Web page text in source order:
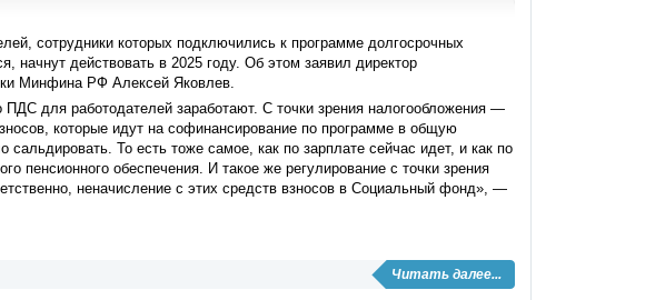
сотрудники которых подключились к программе долгосрочных
начнут действовать в 2025 году. Об этом заявил директор
Минфина РФ Алексей Яковлев.
для работодателей заработают. С точки зрения налогообложения —
которые идут на софинансирование по программе в общую
То есть тоже самое, как по зарплате сейчас идет, и как по
пенсионного обеспечения. И такое же регулирование с точки зрения
неначисление с этих средств взносов в Социальный фонд», —
Читать далее...